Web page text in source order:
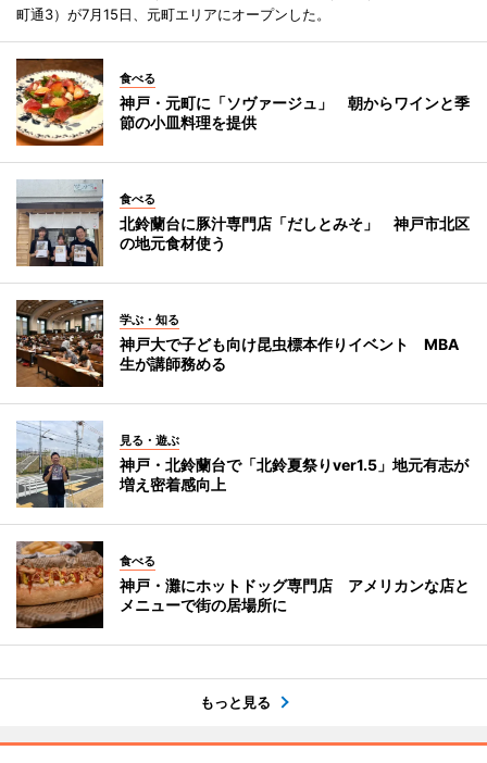
町通3）が7月15日、元町エリアにオープンした。
食べる
神戸・元町に「ソヴァージュ」 朝からワインと季
節の小皿料理を提供
食べる
北鈴蘭台に豚汁専門店「だしとみそ」 神戸市北区
の地元食材使う
学ぶ・知る
神戸大で子ども向け昆虫標本作りイベント MBA
生が講師務める
見る・遊ぶ
神戸・北鈴蘭台で「北鈴夏祭りver1.5」地元有志が
増え密着感向上
食べる
神戸・灘にホットドッグ専門店 アメリカンな店と
メニューで街の居場所に
もっと見る